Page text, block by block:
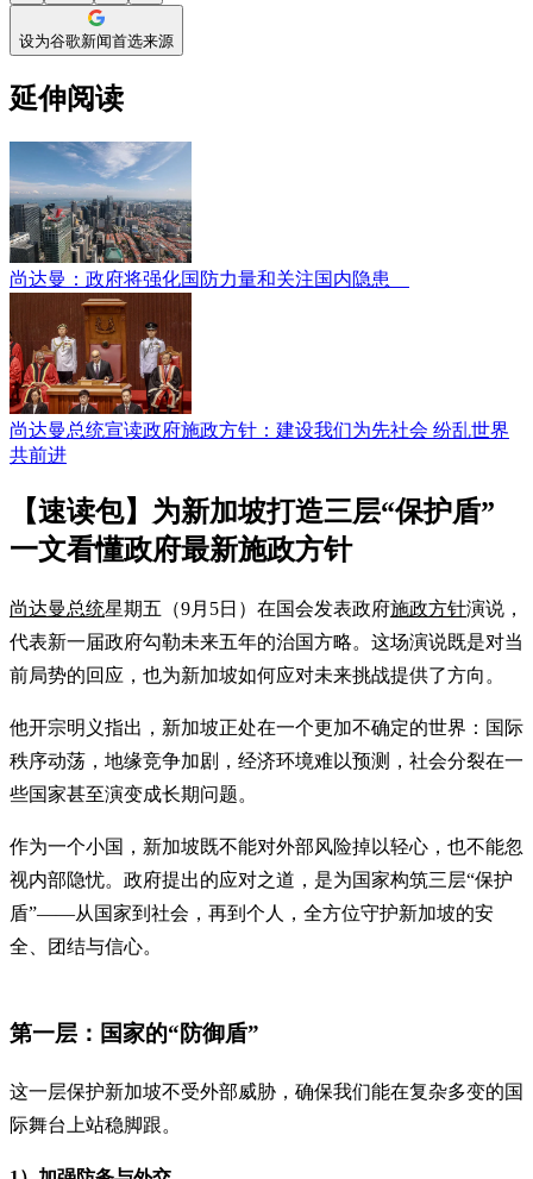
设为谷歌新闻首选来源
延伸阅读
尚达曼：政府将强化国防力量和关注国内隐患
尚达曼总统宣读政府施政方针：建设我们为先社会 纷乱世界
共前进
【速读包】为新加坡打造三层“保护盾”
一文看懂政府最新施政方针
尚达曼总统星期五（9月5日）在国会发表政府施政方针演说，
代表新一届政府勾勒未来五年的治国方略。这场演说既是对当
前局势的回应，也为新加坡如何应对未来挑战提供了方向。
他开宗明义指出，新加坡正处在一个更加不确定的世界：国际
秩序动荡，地缘竞争加剧，经济环境难以预测，社会分裂在一
些国家甚至演变成长期问题。
作为一个小国，新加坡既不能对外部风险掉以轻心，也不能忽
视内部隐忧。政府提出的应对之道，是为国家构筑三层“保护
盾”——从国家到社会，再到个人，全方位守护新加坡的安
全、团结与信心。
第一层：国家的“防御盾”
这一层保护新加坡不受外部威胁，确保我们能在复杂多变的国
际舞台上站稳脚跟。